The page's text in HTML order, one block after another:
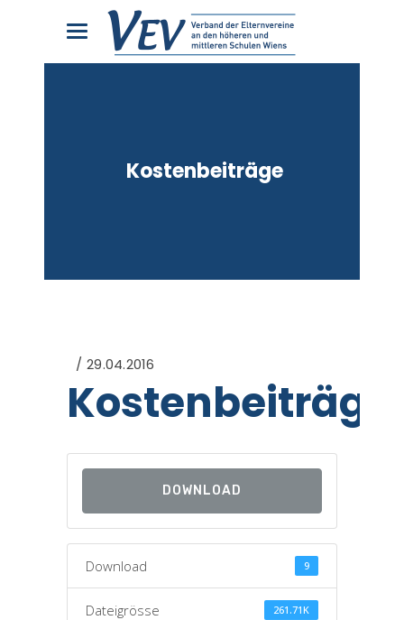
Kostenbeiträge
29.04.2016
Kostenbeiträge
DOWNLOAD
Download 9
Dateigrösse 261.71K